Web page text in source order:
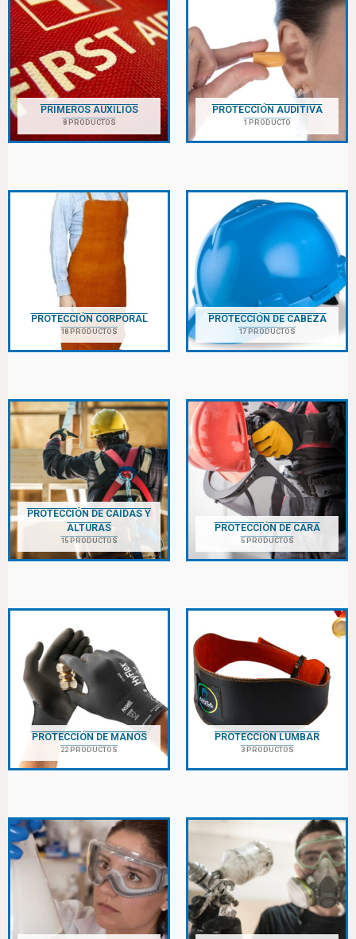
PRIMEROS AUXILIOS
8 PRODUCTOS
PROTECCIÓN AUDITIVA
1 PRODUCTO
PROTECCIÓN CORPORAL
18 PRODUCTOS
PROTECCIÓN DE CABEZA
17 PRODUCTOS
PROTECCIÓN DE CAIDAS Y
ALTURAS
15 PRODUCTOS
PROTECCIÓN DE CARA
5 PRODUCTOS
PROTECCIÓN DE MANOS
22 PRODUCTOS
PROTECCIÓN LUMBAR
3 PRODUCTOS